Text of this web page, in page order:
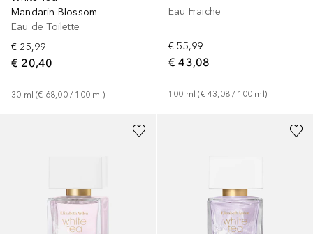
Mandarin Blossom
Eau de Toilette
€ 25,99
€ 20,40
30 ml (€ 68,00 / 100 ml)
Eau Fraiche
€ 55,99
€ 43,08
100 ml (€ 43,08 / 100 ml )